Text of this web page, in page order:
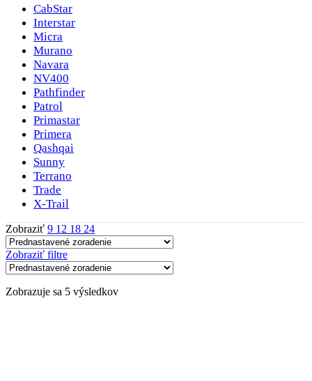
CabStar
Interstar
Micra
Murano
Navara
NV400
Pathfinder
Patrol
Primastar
Primera
Qashqai
Sunny
Terrano
Trade
X-Trail
Zobraziť 9 12 18 24
Zobraziť filtre
Zobrazuje sa 5 výsledkov